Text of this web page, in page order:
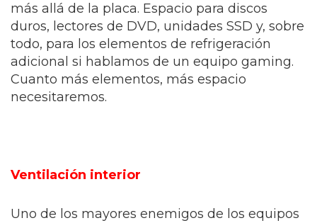
más allá de la placa. Espacio para discos
duros, lectores de DVD, unidades SSD y, sobre
todo, para los elementos de refrigeración
adicional si hablamos de un equipo gaming.
Cuanto más elementos, más espacio
necesitaremos.
Ventilación interior
Uno de los mayores enemigos de los equipos